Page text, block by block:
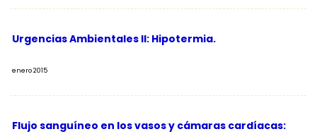
Urgencias Ambientales II: Hipotermia.
enero 2015
Flujo sanguíneo en los vasos y cámaras cardíacas: